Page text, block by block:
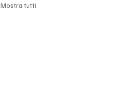
Mostra tutti